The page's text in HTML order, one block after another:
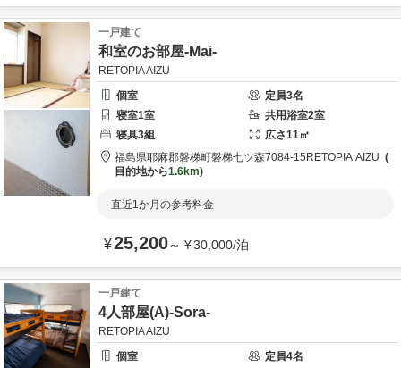
一戸建て
和室のお部屋-Mai-
RETOPIA AIZU
個室
定員3名
寝室1室 共用浴室2室
寝具3組 広さ11㎡
福島県耶麻郡磐梯町磐梯七ツ森7084-15 RETOPIA AIZU
目的地から1.6km
直近1か月の参考料金
¥25,200～ ¥30,000/泊
一戸建て
4人部屋(A)-Sora-
RETOPIA AIZU
個室
定員4名